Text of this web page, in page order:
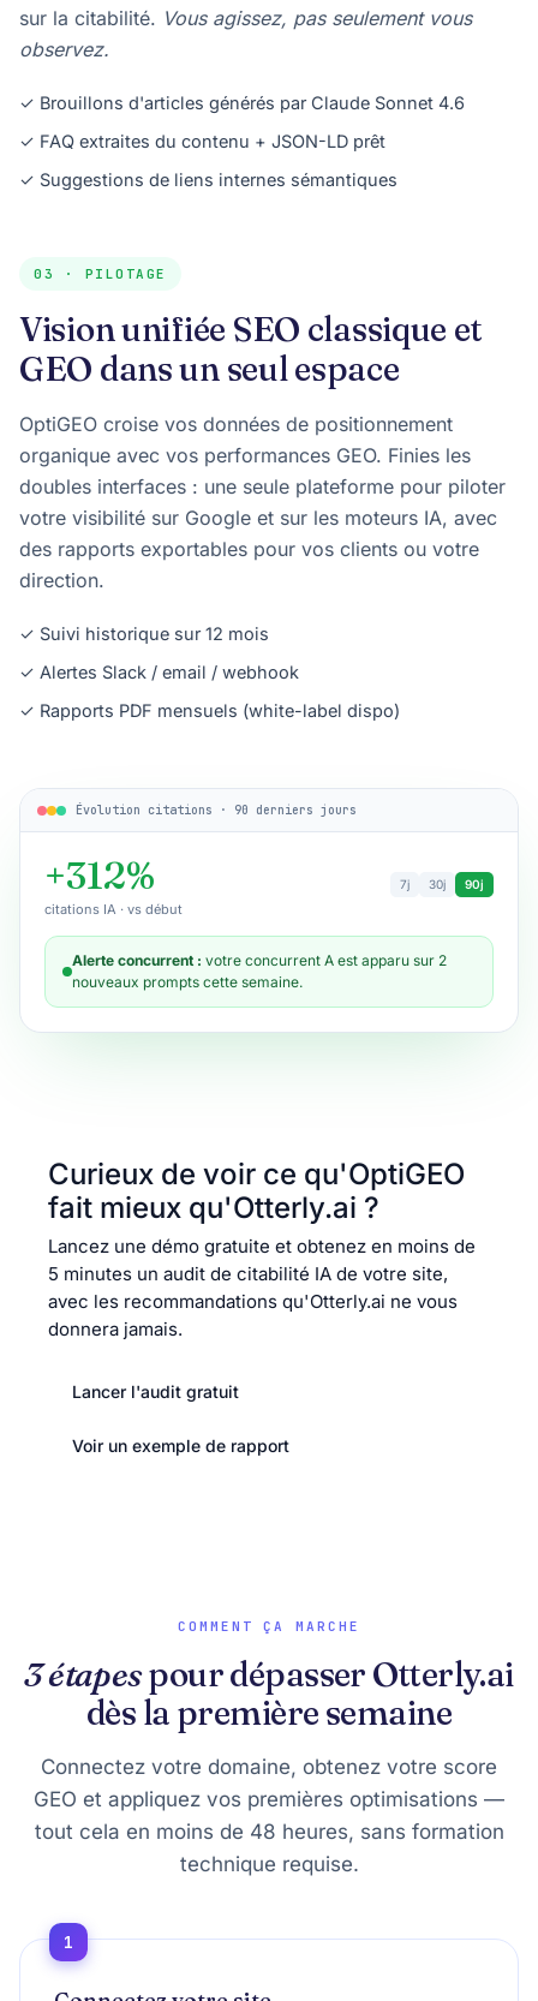
sur la citabilité. Vous agissez, pas seulement vous
observez.
✓ Brouillons d'articles générés par Claude Sonnet 4.6
✓ FAQ extraites du contenu + JSON-LD prêt
✓ Suggestions de liens internes sémantiques
03 · PILOTAGE
Vision unifiée SEO classique et
GEO dans un seul espace
OptiGEO croise vos données de positionnement
organique avec vos performances GEO. Finies les
doubles interfaces : une seule plateforme pour piloter
votre visibilité sur Google et sur les moteurs IA, avec
des rapports exportables pour vos clients ou votre
direction.
✓ Suivi historique sur 12 mois
✓ Alertes Slack / email / webhook
✓ Rapports PDF mensuels (white-label dispo)
Évolution citations · 90 derniers jours
+312%
citations IA · vs début
7j 30j 90j
Alerte concurrent : votre concurrent A est apparu sur 2
nouveaux prompts cette semaine.
Curieux de voir ce qu'OptiGEO
fait mieux qu'Otterly.ai ?
Lancez une démo gratuite et obtenez en moins de
5 minutes un audit de citabilité IA de votre site,
avec les recommandations qu'Otterly.ai ne vous
donnera jamais.
Lancer l'audit gratuit
Voir un exemple de rapport
COMMENT ÇA MARCHE
3 étapespour dépasser Otterly.ai
dès la première semaine
Connectez votre domaine, obtenez votre score
GEO et appliquez vos premières optimisations —
tout cela en moins de 48 heures, sans formation
technique requise.
1